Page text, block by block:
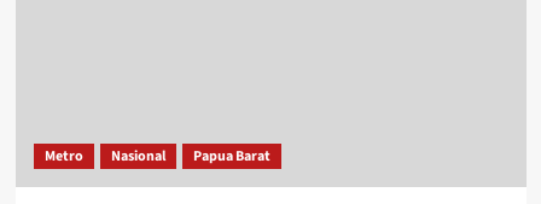
Metro Nasional Papua Barat